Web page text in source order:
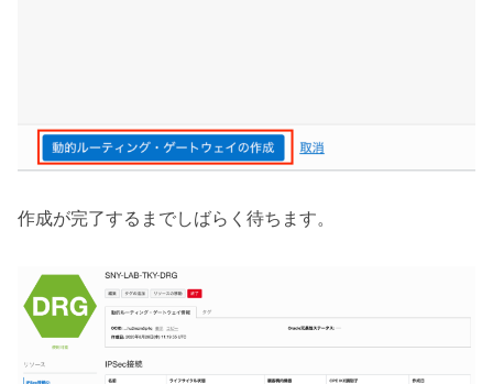
作成が完了するまでしばらく待ちます。